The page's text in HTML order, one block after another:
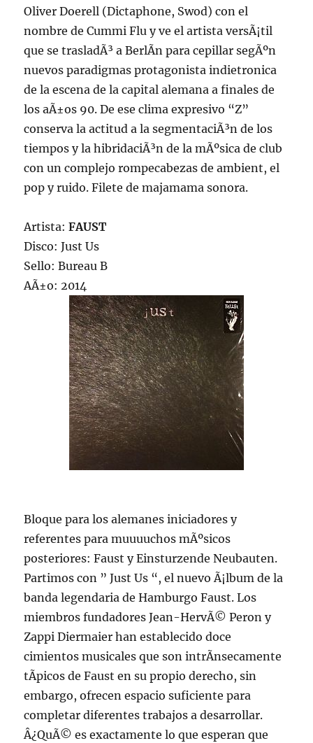
Oliver Doerell (Dictaphone, Swod) con el
nombre de Cummi Flu y ve el artista versÃ¡til
que se trasladÃ³ a BerlÃ­n para cepillar segÃºn
nuevos paradigmas protagonista indietronica
de la escena de la capital alemana a finales de
los aÃ±os 90. De ese clima expresivo “Z”
conserva la actitud a la segmentaciÃ³n de los
tiempos y la hibridaciÃ³n de la mÃºsica de club
con un complejo rompecabezas de ambient, el
pop y ruido. Filete de majamama sonora.
Artista:FAUST
Disco: Just Us
Sello: Bureau B
AÃ±o: 2014
Bloque para los alemanes iniciadores y
referentes para muuuuchos mÃºsicos
posteriores: Faust y Einsturzende Neubauten.
Partimos con ” Just Us “, el nuevo Ã¡lbum de la
banda legendaria de Hamburgo Faust. Los
miembros fundadores Jean-HervÃ© Peron y
Zappi Diermaier han establecido doce
cimientos musicales que son intrÃ­nsecamente
tÃ­picos de Faust en su propio derecho, sin
embargo, ofrecen espacio suficiente para
completar diferentes trabajos a desarrollar.
Â¿QuÃ© es exactamente lo que esperan que